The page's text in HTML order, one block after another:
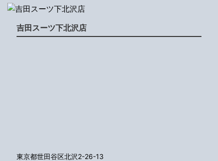
吉田スーツ下北沢店
東京都世田谷区北沢2-26-13